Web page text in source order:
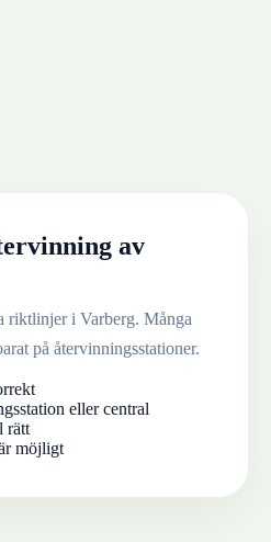
av
riktlinjer i Varberg. Många
på återvinningsstationer.
eller central
rätt
möjligt